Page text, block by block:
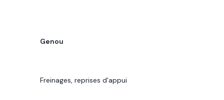
Genou
Freinages, reprises d'appui